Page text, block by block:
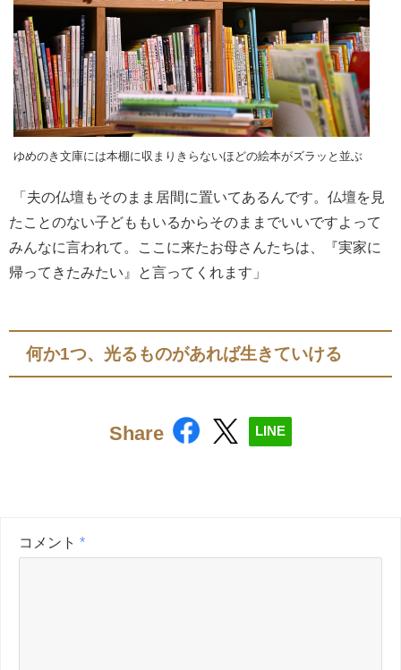
ゆめのき文庫には本棚に収まりきらないほどの絵本がズラッと並ぶ
「夫の仏壇もそのまま居間に置いてあるんです。仏壇を見
たことのない子どももいるからそのままでいいですよって
みんなに言われて。ここに来たお母さんたちは、『実家に
帰ってきたみたい』と言ってくれます」
何か1つ、光るものがあれば生きていける
Share LINE
コメント *